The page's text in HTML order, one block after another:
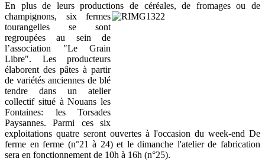
En plus de leurs productions de céréales, de fromages ou de
champignons, six fermes
tourangelles se sont
regroupées au sein de
l’association "Le Grain
Libre". Les producteurs
élaborent des pâtes à partir
de variétés anciennes de blé
tendre dans un atelier
collectif situé à Nouans les
Fontaines: les Torsades
Paysannes. Parmi ces six
exploitations quatre seront ouvertes à l'occasion du week-end De
ferme en ferme (n°21 à 24) et le dimanche l'atelier de fabrication
sera en fonctionnement de 10h à 16h (n°25).